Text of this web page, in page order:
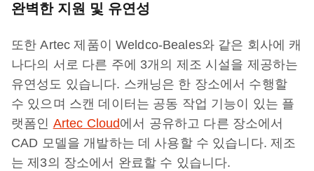
완벽한 지원 및 유연성
또한 Artec 제품이 Weldco-Beales와 같은 회사에 캐
나다의 서로 다른 주에 3개의 제조 시설을 제공하는
유연성도 있습니다. 스캐닝은 한 장소에서 수행할
수 있으며 스캔 데이터는 공동 작업 기능이 있는 플
랫폼인 Artec Cloud에서 공유하고 다른 장소에서
CAD 모델을 개발하는 데 사용할 수 있습니다. 제조
는 제3의 장소에서 완료할 수 있습니다.